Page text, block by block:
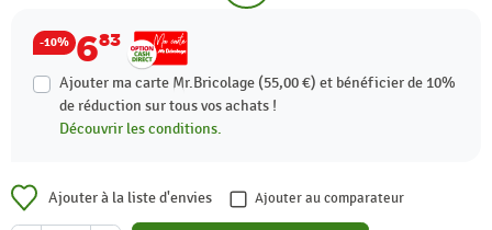
-10% 683
Ajouter ma carte Mr.Bricolage (55,00 €) et bénéficier de 10%
de réduction sur tous vos achats !
Découvrir les conditions.
Ajouter à la liste d'envies Ajouter au comparateur